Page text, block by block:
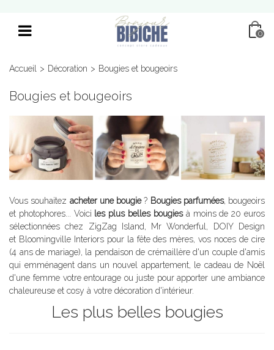
0
Accueil > Décoration > Bougies et bougeoirs
Bougies et bougeoirs
Vous souhaitez acheter une bougie? Bougies parfumées, bougeoirs
et photophores... Voici les plus belles bougiesà moins de 20 euros
sélectionnées chez ZigZag Island, Mr Wonderful, DOIY Design
et Bloomingville Interiors pour la fête des mères, vos noces de cire
(4 ans de mariage), la pendaison de crémaillère d'un couple d'amis
qui emménagent dans un nouvel appartement, le cadeau de Noël
d'une femme votre entourage ou juste pour apporter une ambiance
chaleureuse et cosy à votre décoration d'intérieur.
Les plus belles bougies